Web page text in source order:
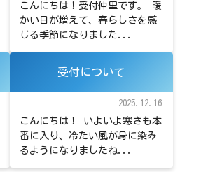
こんにちは！受付仲里です。 暖
かい日が増えて、春らしさを感
じる季節になりました...
受付について
2025.12.16
こんにちは！ いよいよ寒さも本
番に入り、冷たい風が身に染み
るようになりましたね...